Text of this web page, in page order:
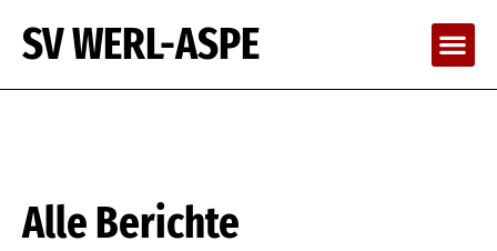
SV WERL-ASPE
Alle Berichte